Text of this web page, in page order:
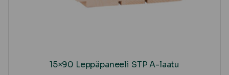
15×90 Leppäpaneeli STP A-laatu